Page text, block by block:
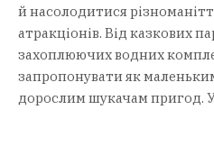
й насолодитися
атракціонів. Від казкових
захоплюючих водних
запропонувати як
дорослим шукачам пригод. У